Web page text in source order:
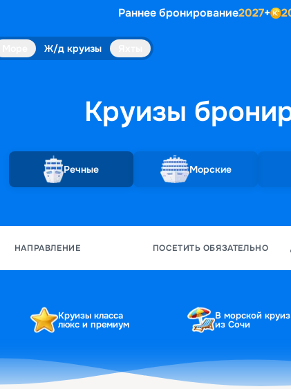
Раннее бронирование2027+
Ж/д круизы
Круизы
Речные Морские
НАПРАВЛЕНИЕ ПОСЕТИТЬ ОБЯЗАТЕЛЬНО
Круизы класса
люкс и премиум
В морской круиз
из Сочи